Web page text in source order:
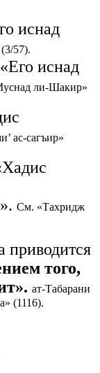
иснад
57).
иснад
ли-Шакир»
ас-сагъир»
См. «Тахридж
приводится
того,
ат-Табарани
(1116).